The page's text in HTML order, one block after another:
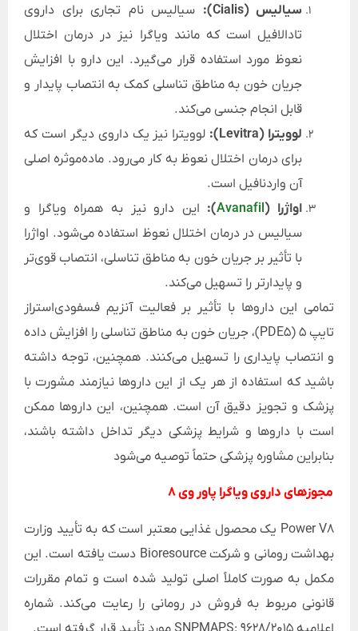
سیالیس (Cialis):
سیالیس نام تجاری برای داروی
تادالافیل است که مانند ویاگرا نیز در درمان اختلال
نعوظ مورد استفاده قرار می‌گیرد. این دارو با افزایش
جریان خون به مناطق تناسلی کمک به انتصاب پایدار و
قابل انجام جنسی می‌کند.
لوویترا (Levitra):
لوویترا نیز یک داروی دیگر است که
برای درمان اختلال نعوظ به کار می‌رود. ماده‌موثره اصلی
آن واردنافیل است.
اواژرا (Avanafil
): این دارو نیز به همراه ویاگرا و
سیالیس در درمان اختلال نعوظ استفاده می‌شود. اواژرا
با تأثیر بر جریان خون به مناطق تناسلی، انتصاب قوی‌تر
و پایدار‌تر را تسهیل می‌کند.
تمامی این داروها با تأثیر بر فعالیت آنزیم فسفودی‌استراز
تایپ 5 (PDE5)، جریان خون به مناطق تناسلی را افزایش داده
و انتصاب پایداری را تسهیل می‌کنند. همچنین، توجه داشته
باشید که استفاده از هر یک از این داروها نیازمند مشورت با
پزشک و تجویز دقیق آن است. همچنین، این داروها ممکن
است با داروها و شرایط پزشکی دیگر تداخل داشته باشند،
بنابراین مشاوره پزشکی حتماً توصیه می‌شود
مجوزهای داروی ویاگرا پاور وی 8
Power V8 یک محصول غذایی معتبر است که به تأیید وزارت
بهداشت رومانی و شرکت Bioresource دست یافته است. این
مکمل به صورت کاملاً اصلی تولید شده است و تمام مقررات
قانونی مربوط به فروش در رومانی را رعایت می‌کند. شماره